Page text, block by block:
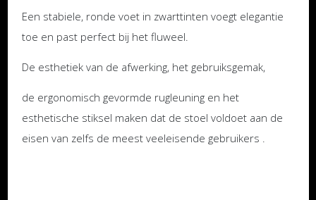
Een stabiele, ronde voet in zwarttinten voegt elegantie
toe en past perfect bij het fluweel.
De esthetiek van de afwerking, het gebruiksgemak,
de ergonomisch gevormde rugleuning en het
esthetische stiksel maken dat de stoel voldoet aan de
eisen van zelfs de meest veeleisende gebruikers .